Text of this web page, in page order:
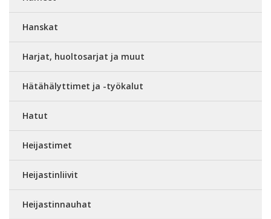
Hanskat
Harjat, huoltosarjat ja muut
Hätähälyttimet ja -työkalut
Hatut
Heijastimet
Heijastinliivit
Heijastinnauhat